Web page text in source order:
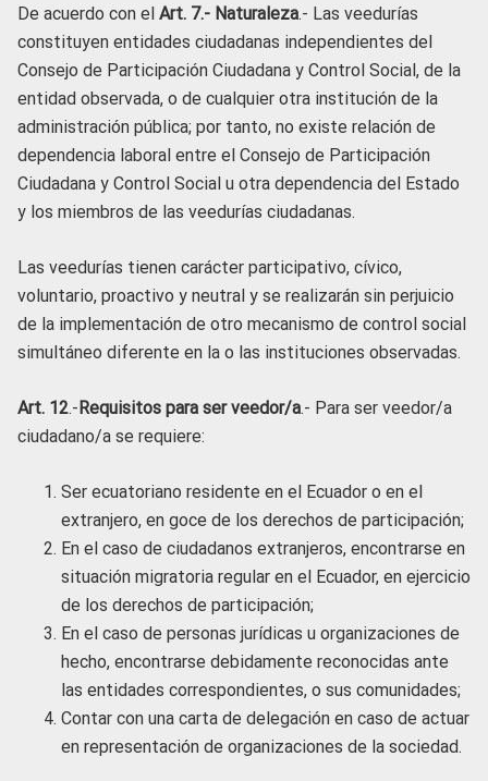
De acuerdo con el Art. 7.- Naturaleza.- Las veedurías
constituyen entidades ciudadanas independientes del
Consejo de Participación Ciudadana y Control Social, de la
entidad observada, o de cualquier otra institución de la
administración pública; por tanto, no existe relación de
dependencia laboral entre el Consejo de Participación
Ciudadana y Control Social u otra dependencia del Estado
y los miembros de las veedurías ciudadanas.
Las veedurías tienen carácter participativo, cívico,
voluntario, proactivo y neutral y se realizarán sin perjuicio
de la implementación de otro mecanismo de control social
simultáneo diferente en la o las instituciones observadas.
Art. 12.-Requisitos para ser veedor/a.- Para ser veedor/a
ciudadano/a se requiere:
Ser ecuatoriano residente en el Ecuador o en el
extranjero, en goce de los derechos de participación;
En el caso de ciudadanos extranjeros, encontrarse en
situación migratoria regular en el Ecuador, en ejercicio
de los derechos de participación;
En el caso de personas jurídicas u organizaciones de
hecho, encontrarse debidamente reconocidas ante
las entidades correspondientes, o sus comunidades;
Contar con una carta de delegación en caso de actuar
en representación de organizaciones de la sociedad.